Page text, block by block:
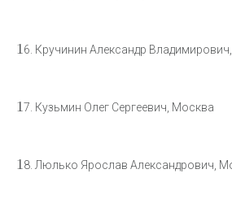
1 6. Кручинин Александр
17. Кузьмин Олег Сергеевич, Москва
1 8. Люлько Ярослав Александрович,